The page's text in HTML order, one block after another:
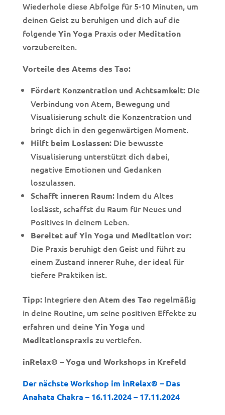
Wiederhole diese Abfolge für 5-10 Minuten, um
deinen Geist zu beruhigen und dich auf die
folgendeYin Yoga Praxis oderMeditation
vorzubereiten.
Vorteile des Atems des Tao:
Fördert Konzentration und Achtsamkeit:Die
Verbindung von Atem, Bewegung und
Visualisierung schult die Konzentration und
bringt dich in den gegenwärtigen Moment.
Hilft beim Loslassen:Die bewusste
Visualisierung unterstützt dich dabei,
negative Emotionen und Gedanken
loszulassen.
Schafft inneren Raum:Indem du Altes
loslässt, schaffst du Raum für Neues und
Positives in deinem Leben.
Bereitet auf Yin Yoga und Meditation vor:
Die Praxis beruhigt den Geist und führt zu
einem Zustand innerer Ruhe, der ideal für
tiefere Praktiken ist.
Tipp:Integriere denAtem des Tao regelmäßig
in deine Routine, um seine positiven Effekte zu
erfahren und deineYin Yoga und
Meditationspraxis zu vertiefen.
inRelax® – Yoga und Workshops in Krefeld
Der nächste Workshop im inRelax® – Das
Anahata Chakra – 16.11.2024 – 17.11.2024